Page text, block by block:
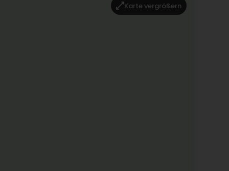
Karte vergrößern